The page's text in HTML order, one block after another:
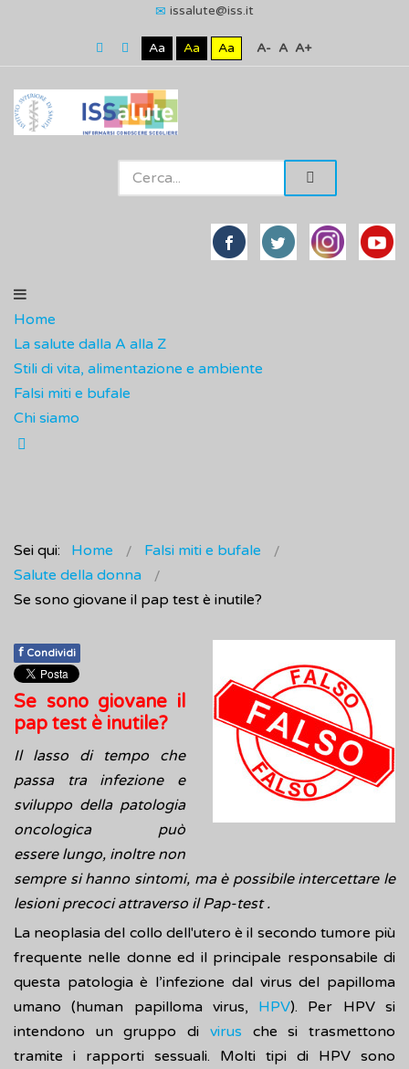
issalute@iss.it
Aa Aa Aa A- A A+
Home
La salute dalla A alla Z
Stili di vita, alimentazione e ambiente
Falsi miti e bufale
Chi siamo
Sei qui: Home
Falsi miti e bufale
Salute della donna
Se sono giovane il pap test è inutile?
f Condividi
Se sono giovane il
pap test è inutile?
Il lasso di tempo che
passa tra infezione e
sviluppo della patologia
oncologica può
essere lungo, inoltre non
sempre si hanno sintomi, ma è possibile intercettare le
lesioni precoci attraverso il Pap-test .
La neoplasia del collo dell'utero è il secondo tumore più
frequente nelle donne ed il principale responsabile di
questa patologia è l’infezione dal virus del papilloma
umano (human papilloma virus, HPV). Per HPV si
intendono un gruppo di virus che si trasmettono
tramite i rapporti sessuali. Molti tipi di HPV sono